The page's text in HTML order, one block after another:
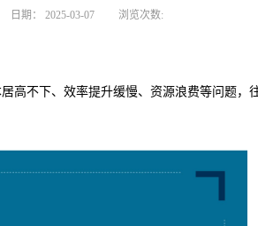
日期： 2025-03-07 浏览次数:
高不下、效率提升缓慢、资源浪费等问题，